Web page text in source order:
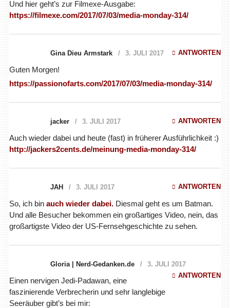
Und hier geht’s zur Filmexe-Ausgabe:
https://filmexe.com/2017/07/03/media-monday-314/
Gina Dieu Armstark 3. JULI 2017 ANTWORTEN
Guten Morgen!
https://passionofarts.com/2017/07/03/media-monday-314/
jacker 3. JULI 2017 ANTWORTEN
Auch wieder dabei und heute (fast) in früherer Ausführlichkeit :)
http://jackers2cents.de/meinung-media-monday-314/
JAH 3. JULI 2017 ANTWORTEN
So, ich bin auch wieder dabei.Diesmal geht es um Batman.
Und alle Besucher bekommen ein großartiges Video, nein, das
großartigste Video der US-Fernsehgeschichte zu sehen.
Gloria | Nerd-Gedanken.de
3. JULI 2017
ANTWORTEN
Einen nervigen Jedi-Padawan, eine
faszinierende Verbrecherin und sehr langlebige
Seeräuber gibt’s bei mir: